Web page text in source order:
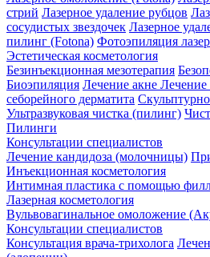
стрий Лазерное удаление рубцов
сосудистых звездочек Лазерное
пилинг (Fotona) Фотоэпиляция
Эстетическая косметология
Безинъекционная мезотерапия
Биоэпиляция Лечение акне Лечение
себорейного дерматита
Ультразвуковая чистка (пилинг)
Пилинги
Консультации специалистов
Лечение кандидоза (молочницы)
Инъекционная косметология
Интимная пластика с помощью
Лазерная косметология
Вульвовагинальное омоложение
Консультации специалистов
Консультация врача-трихолога